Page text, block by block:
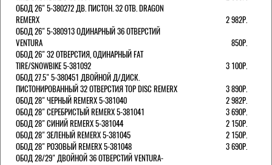
ОБОД 26" 5-380272 ДВ. ПИСТОН. 32 ОТВ. DRAGON
REMERX
2 982Р.
ОБОД 26" 5-380913 ОДИНАРНЫЙ 36 ОТВЕРСТИЙ
VENTURA
850Р.
ОБОД 26" 32 ОТВЕРСТИЯ, ОДИНАРНЫЙ FAT
TIRE/SNOWBIKE 5-381092
3 100Р.
ОБОД 27.5" 5-380451 ДВОЙНОЙ Д/ДИСК.
ПИСТОНИРОВАННЫЙ 32 ОТВЕРСТИЯ TOP DISC REMERX
3 890Р.
ОБОД 28" ЧЕРНЫЙ REMERX 5-381040
2 982Р.
ОБОД 28" СЕРЕБРИСТЫЙ REMERX 5-381041
3 690Р.
ОБОД 28" СИНИЙ REMERX 5-381044
2 150Р.
ОБОД 28" ЗЕЛЕНЫЙ REMERX 5-381045
2 150Р.
ОБОД 28" РОЗОВЫЙ REMERX 5-381048
3 690Р.
ОБОД 28/29" ДВОЙНОЙ 36 ОТВЕРСТИЙ VENTURA-